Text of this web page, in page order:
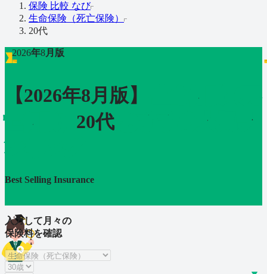
保険 比較 なび
生命保険（死亡保険）
20代
2026年8月版
【2026年8月版】 保険
亡保険） 20代
おすすめ人気ラ
Best Selling Insurance
入力して月々の
保険料を確認